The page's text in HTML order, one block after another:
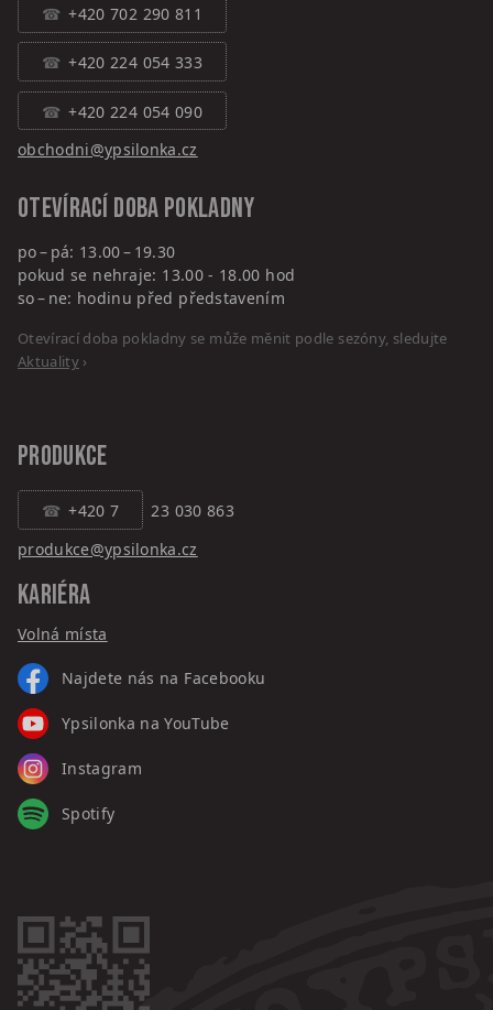
+420 702 290 811
+420 224 054 333
+420 224 054 090
obchodni@ypsilonka.cz
Otevírací doba pokladny
po – pá: 13.00 – 19.30
pokud se nehraje: 13.00 - 18.00 hod
so – ne: hodinu před představením
Otevírací doba pokladny se může měnit podle sezóny, sledujte
Aktuality›
PRODUKCE
+420 7
23 030 863
produkce@ypsilonka.cz
KARIÉRA
Volná místa
Najdete nás na Facebooku
Ypsilonka na YouTube
Instagram
Spotify